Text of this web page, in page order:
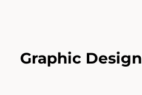
Graphic Design